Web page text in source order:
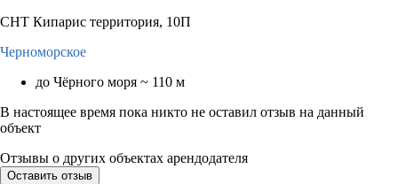
СНТ Кипарис территория, 10П
Черноморское
до Чёрного моря ~ 110 м
В настоящее время пока никто не оставил отзыв на данный
объект
Отзывы о других объектах арендодателя
Оставить отзыв